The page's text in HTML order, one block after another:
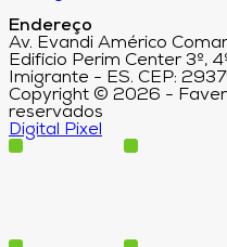
Endereço
Av. Evandi Américo
Edifício Perim Center 3º,
Imigrante - ES. CEP:
Copyright © 2026 -
reservados
Digital Pixel